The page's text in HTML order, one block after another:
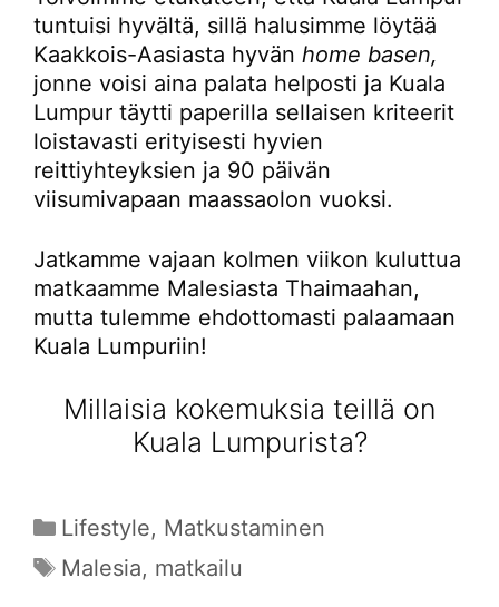
tuntuisi hyvältä, sillä halusimme löytää
Kaakkois-Aasiasta hyvän home basen,
jonne voisi aina palata helposti ja Kuala
Lumpur täytti paperilla sellaisen kriteerit
loistavasti erityisesti hyvien
reittiyhteyksien ja 90 päivän
viisumivapaan maassaolon vuoksi.
Jatkamme vajaan kolmen viikon kuluttua
matkaamme Malesiasta Thaimaahan,
mutta tulemme ehdottomasti palaamaan
Kuala Lumpuriin!
Millaisia kokemuksia teillä on
Kuala Lumpurista?
Kategoriat
Lifestyle, Matkustaminen
Avainsanat
Malesia, matkailu